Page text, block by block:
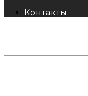
Контакты